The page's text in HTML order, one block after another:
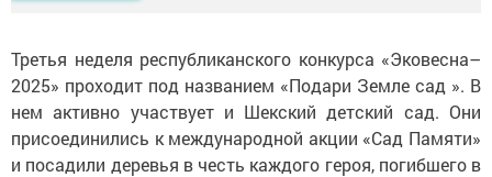
Третья неделя республиканского конкурса «Эковесна–
2025» проходит под названием «Подари Земле сад ». В
нем активно участвует и Шекский детский сад. Они
присоединились к международной акции «Сад Памяти»
и посадили деревья в честь каждого героя, погибшего в